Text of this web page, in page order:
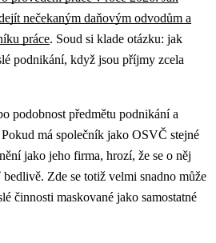
nečekaným daňovým odvodům a
práce. Soud si klade otázku: jak
podnikání, když jsou příjmy zcela
podobnost předmětu podnikání a
má společník jako OSVČ stejné
jako jeho firma, hrozí, že se o něj
Zde se totiž velmi snadno může
činnosti maskované jako samostatné